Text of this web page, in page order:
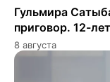
Гульмира
приговор. 12-
8 августа